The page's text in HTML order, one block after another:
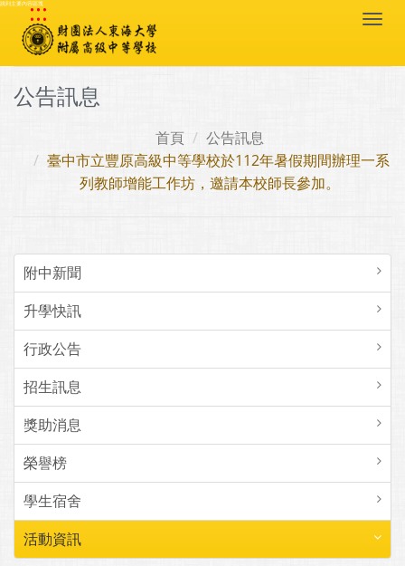
跳到主要內容區塊
:::
公告訊息
首頁
公告訊息
臺中市立豐原高級中等學校於112年暑假期間辦理一系
列教師增能工作坊，邀請本校師長參加。
附中新聞
升學快訊
行政公告
招生訊息
獎助消息
榮譽榜
學生宿舍
活動資訊